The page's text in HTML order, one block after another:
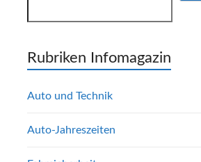
Rubriken Infomagazin
Auto und Technik
Auto-Jahreszeiten